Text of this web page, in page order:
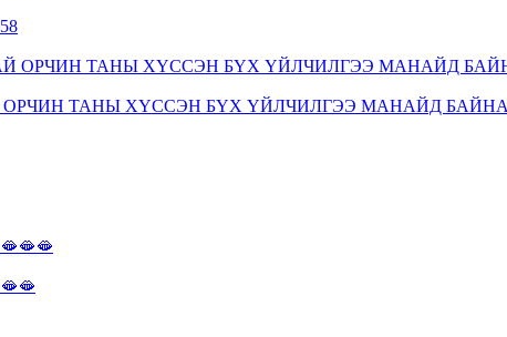
ОРЧИН ТАНЫ ХҮССЭН БҮХ ҮЙЛЧИЛГЭЭ МАНАЙД БАЙНА